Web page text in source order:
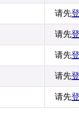
请先
请先
请先
请先
请先